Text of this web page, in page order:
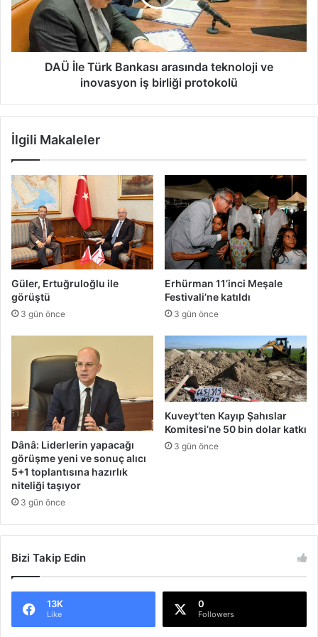
teknoloji
ve
inovasyon
iş
DAÜ İle Türk Bankası arasında teknoloji ve
inovasyon iş birliği protokolü
İlgili Makaleler
Güler, Ertuğruloğlu ile
görüştü
3 gün önce
Erhürman 11’inci Meşale
Festivali’ne katıldı
3 gün önce
Dânâ: Liderlerin yapacağı
görüşme yeni ve sonuç alıcı
5+1 toplantısına hazırlık
niteliği taşıyor
3 gün önce
Kuveyt’ten Kayıp Şahıslar
Komitesi’ne 50 bin dolar katkı
3 gün önce
Bizi Takip Edin
13K
Like
0
Followers